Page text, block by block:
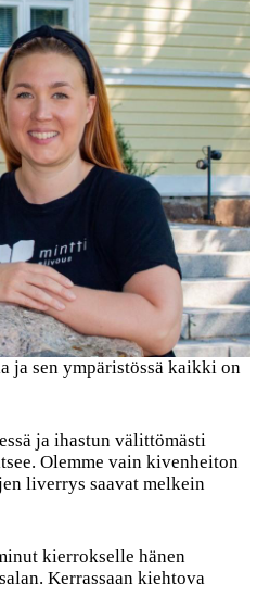
sen ympäristössä kaikki on
ja ihastun välittömästi
Olemme vain kivenheiton
liverrys saavat melkein
kierrokselle hänen
Kerrassaan kiehtova